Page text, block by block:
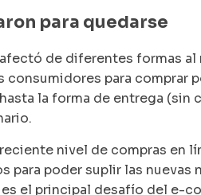
para quedarse
de diferentes formas
para comprar
la forma de entrega
nivel de compras en
poder suplir las nuevas
el principal desafío del e-